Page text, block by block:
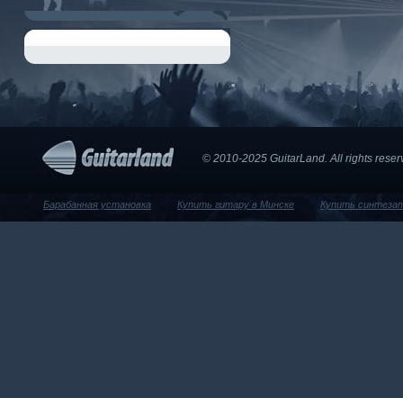
© 2010-2025 GuitarLand. Аll rights
Барабанная установка Купить гитару в Минске Купить